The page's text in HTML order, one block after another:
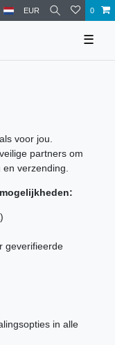
EUR 0
☰
voor jou.
partners om
verzending.
geverifieerde
in alle